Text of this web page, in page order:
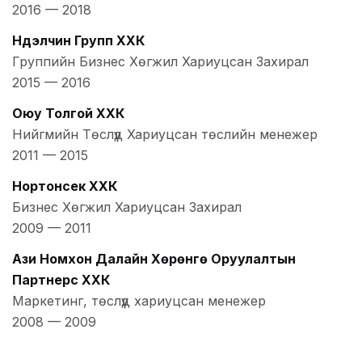
2016 — 2018
Нүүдэлчин Групп ХХК
Группийн Бизнес Хөгжил Хариуцсан Захирал
2015 — 2016
Оюу Толгой ХХК
Нийгмийн Төслүүд Хариуцсан төслийн менежер
2011 — 2015
Нортонсек ХХК
Бизнес Хөгжил Хариуцсан Захирал
2009 — 2011
Ази Номхон Далайн Хөрөнгө Оруулалтын
Партнерс ХХК
Маркетинг, төслүүд хариуцсан менежер
2008 — 2009